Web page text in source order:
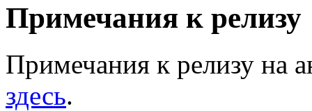
Примечания к релизу
Примечания к релизу на
здесь.